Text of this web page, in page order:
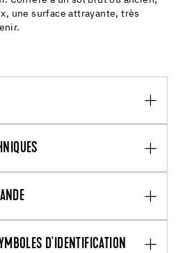
une surface attrayante, très
D'IDENTIFICATION